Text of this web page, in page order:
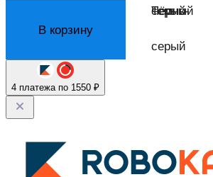
серый
Темно-
серый
Чёрный
В корзину
4 платежа по 1550 ₽